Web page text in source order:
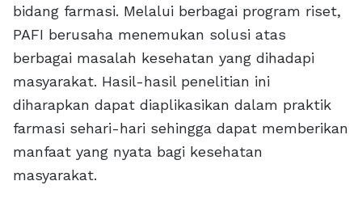
bidang farmasi. Melalui berbagai program riset,
PAFI berusaha menemukan solusi atas
berbagai masalah kesehatan yang dihadapi
masyarakat. Hasil-hasil penelitian ini
diharapkan dapat diaplikasikan dalam praktik
farmasi sehari-hari sehingga dapat memberikan
manfaat yang nyata bagi kesehatan
masyarakat.